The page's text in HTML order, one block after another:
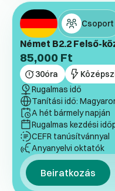
Csoport
Német B2.2 Felső-
85,000 Ft
30óra
Rugalmas idő
Tanítási idő:
A hét bármely napján
Rugalmas kezdési
CEFR tanúsítvánnyal
Anyanyelvi oktatók
Beiratkozás